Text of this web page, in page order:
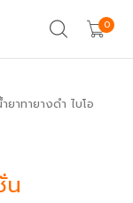
0
ยาทายางดำ ไบโอ
น